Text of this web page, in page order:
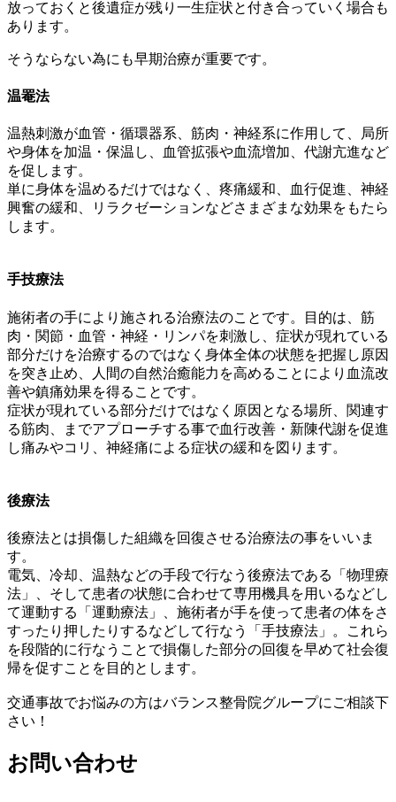
放っておくと後遺症が残り一生症状と付き合っていく場合も
ありま す。
そうならない為にも早期治療が重要です。
温罨法
温熱刺激が血管・循環器系、筋肉・神経系に作用して、
局所
や身体を加温・保温し、血管拡張や血流増加、 代謝亢進など
を促します。
単に身体を温めるだけではなく、疼痛緩和、血行促進、 神経
興奮の緩和、
リラクゼーションなどさまざまな効果をもたら
します。
手技療法
施術者の手により施される治療法のことです。目的は、筋
肉・ 関節・血管・神経・リンパを刺激し、 症状が現れている
部分だけを治療するのではなく身体全体の状態を把握し原因
を突き止め、
人間の自然治癒能力を高めることにより血流改
善や鎮痛効果を得る ことです。
症状が現れている部分だけではなく原因となる場所、 関連す
る筋肉、までアプローチする事で血行改善・ 新陳代謝を促進
し痛みやコリ、 神経痛による症状の緩和を図ります。
後療法
後療法とは損傷した組織を回復させる治療法の事をいいま
す。
電気、冷却、温熱などの手段で行なう後療法である「物理療
法」、 そして患者の状態に合わせて専用機具を用いるなどし
て運動する「 運動療法」、 施術者が手を使って患者の体をさ
すったり押したりするなどして行なう「手技療法」。
これら
を段階的に行なうことで損傷した部分の回復を早めて社会復
帰を促すことを目的とします。
交通事故でお悩みの方はバランス整骨院グループにご相談下
さい！
お問い合わせ